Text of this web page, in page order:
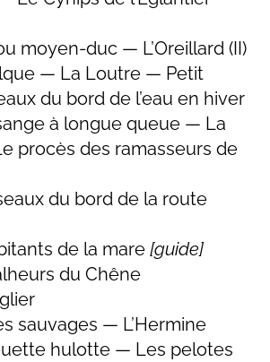
moyen-duc — L’Oreillard (II)
— La Loutre — Petit
du bord de l’eau en hiver
à longue queue — La
procès des ramasseurs de
du bord de la route
de la mare [guide]
du Chêne
sauvages — L’Hermine
hulotte — Les pelotes